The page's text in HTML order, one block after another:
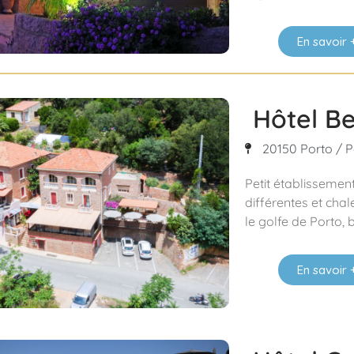
En savoir
Hôtel
20150 Porto /
Petit
différentes et
le golfe de Porto,
En savoir